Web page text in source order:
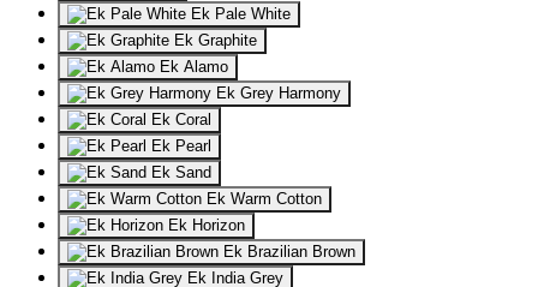
Ek Pale White
Ek Graphite
Ek Alamo
Ek Grey Harmony
Ek Coral
Ek Pearl
Ek Sand
Ek Warm Cotton
Ek Horizon
Ek Brazilian Brown
Ek India Grey